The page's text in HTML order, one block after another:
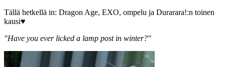
Tällä hetkellä in: Dragon Age, EXO, ompelu ja Durarara!:n toinen
kausi♥
"Have you ever licked a lamp post in winter?"